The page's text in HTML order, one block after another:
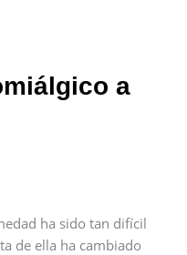
a
ha sido tan difícil
de ella ha cambiado